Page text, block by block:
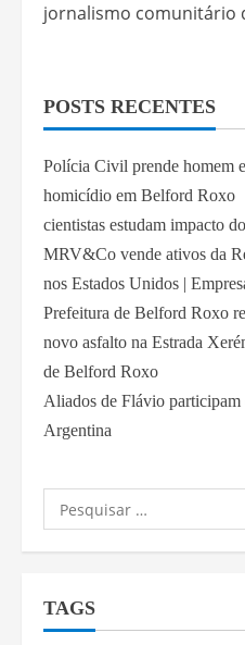
jornalismo comunitário
POSTS RECENTES
Polícia Civil prende homem
homicídio em Belford Roxo
cientistas estudam impacto
MRV&Co vende ativos da
nos Estados Unidos |
Prefeitura de Belford Roxo
novo asfalto na Estrada
de Belford Roxo
Aliados de Flávio participam
Argentina
TAGS